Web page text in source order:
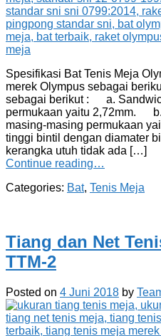
Spesifikasi Bat Tenis Meja
merek Olympus sebagai
sebagai berikut : a.
permukaan yaitu 2,72mm.
masing-masing permukaan
tinggi bintil dengan diamater
kerangka utuh tidak ada […]
Continue reading…
Categories: Bat, Tenis Meja
Tiang dan Net
TTM-2
Posted on 4 Juni 2018 by